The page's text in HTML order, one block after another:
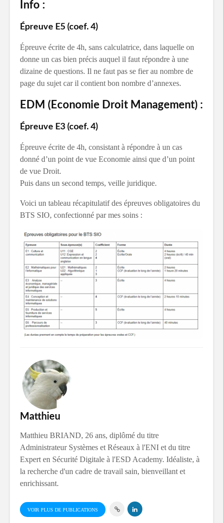
Info :
Épreuve E5 (coef. 4)
Épreuve écrite de 4h, sans calculatrice, dans laquelle on
donne un cas bien précis auquel il faut répondre à une
dizaine de questions. Il ne faut pas se fier au nombre de
page du sujet car il contient bon nombre d’annexes.
EDM (Economie Droit Management) :
Épreuve E3 (coef. 4)
Épreuve écrite de 4h, consistant à répondre à un cas
donné d’un point de vue Economie ainsi que d’un point
de vue Droit.
Puis dans un second temps, veille juridique.
Voici un tableau récapitulatif des épreuves obligatoires du
BTS SIO, confectionné par mes soins :
Matthieu
Matthieu BRIAND, 26 ans, diplômé du titre
Administrateur Systèmes et Réseaux à l'ENI et du titre
Expert en Sécurité Digitale à l'ESD Academy. Idéaliste, à
la recherche d'un cadre de travail sain, bienveillant et
enrichissant.
VOIR PLUS DE PUBLICATIONS